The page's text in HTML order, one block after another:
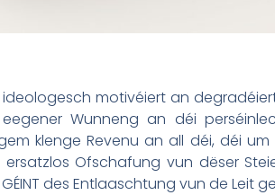
ideologesch motivéiert an
Wunneng an déi
klenge Revenu an all déi, déi
ersatzlos Ofschafung vun dëser
des Entlaaschtung vun de Leit